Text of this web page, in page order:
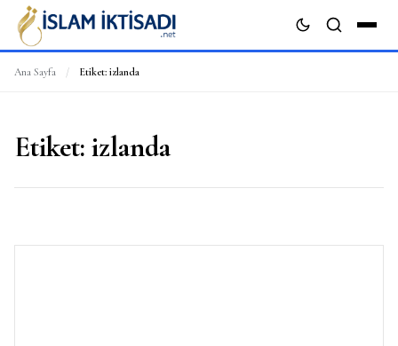
Ana Sayfa / Etiket: izlanda
Etiket: izlanda